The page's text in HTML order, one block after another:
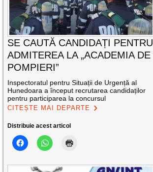
SE CAUTĂ CANDIDAȚI PENTRU
ADMITEREA LA „ACADEMIA DE
POMPIERI”
Inspectoratul pentru Situații de Urgență al
Hunedoara a început recrutarea candidaților
pentru participarea la concursul
CITEȘTE MAI DEPARTE
Distribuie acest articol